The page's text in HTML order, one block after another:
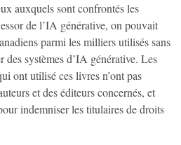
auxquels sont confrontés les
de l’IA générative, on pouvait
parmi les milliers utilisés sans
des systèmes d’IA générative. Les
ont utilisé ces livres n’ont pas
et des éditeurs concernés, et
indemniser les titulaires de droits